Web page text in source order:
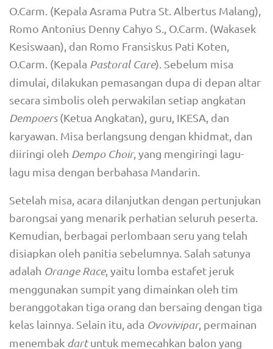
O.Carm. (Kepala Asrama Putra St. Albertus Malang),
Romo Antonius Denny Cahyo S., O.Carm. (Wakasek
Kesiswaan), dan Romo Fransiskus Pati Koten,
O.Carm. (Kepala Pastoral Care). Sebelum misa
dimulai, dilakukan pemasangan dupa di depan altar
secara simbolis oleh perwakilan setiap angkatan
Dempoers(Ketua Angkatan), guru, IKESA, dan
karyawan. Misa berlangsung dengan khidmat, dan
diiringi oleh Dempo Choir, yang mengiringi lagu-
lagu misa dengan berbahasa Mandarin.
Setelah misa, acara dilanjutkan dengan pertunjukan
barongsai yang menarik perhatian seluruh peserta.
Kemudian, berbagai perlombaan seru yang telah
disiapkan oleh panitia sebelumnya. Salah satunya
adalah Orange Race, yaitu lomba estafet jeruk
menggunakan sumpit yang dimainkan oleh tim
beranggotakan tiga orang dan bersaing dengan tiga
kelas lainnya. Selain itu, ada Ovovivipar, permainan
menembak dartuntuk memecahkan balon yang